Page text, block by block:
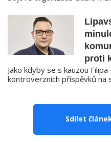
proti
Jako kdyby se s kauzou
kontroverzních příspěvků na
Sdílet